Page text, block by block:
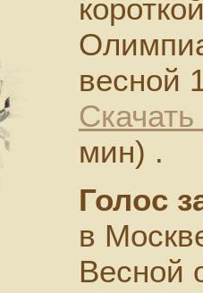
весной
мин) .
Голос
в
Весной